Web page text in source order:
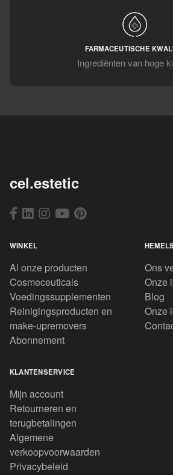
FARMACEUTISCHE
Ingrediënten van hoge
cel.estetic
WINKEL
Al onze producten
Cosmeceuticals
Voedingssupplementen
Reinigingsproducten en
make-upremovers
Abonnement
Ons
Onze
Blog
Onze
KLANTENSERVICE
Mijn account
Retourneren en
terugbetalingen
Algemene
verkoopvoorwaarden
Privacybeleid